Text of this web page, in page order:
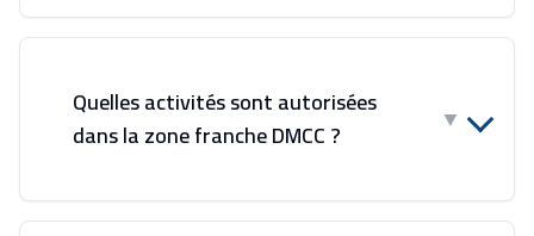
Quelles activités sont autorisées
dans la zone franche DMCC ?
▼